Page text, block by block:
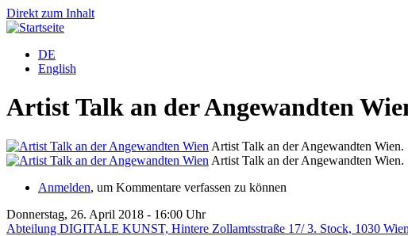
Direkt zum Inhalt
DE
English
Artist Talk an der Angewandten
Artist Talk an der Angewandten Wien.
Artist Talk an der Angewandten Wien.
Anmelden, um Kommentare verfassen zu können
Donnerstag, 26. April 2018 - 16:00 Uhr
Abteilung DIGITALE KUNST, Hintere Zollamtsstraße 17/ 3. Stock, 1030 Wien